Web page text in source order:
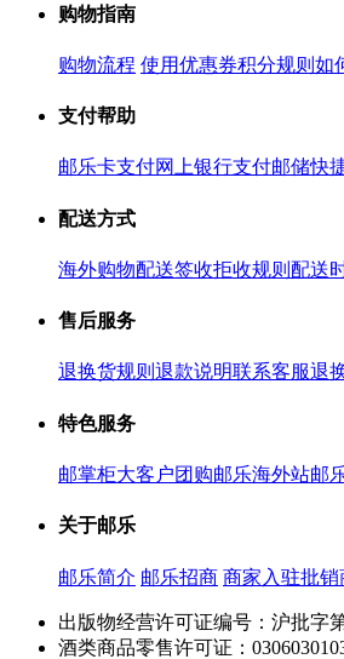
购物指南
购物流程 使用优惠券积分规则 如
支付帮助
邮乐卡支付网上银行支付邮储快
配送方式
海外购物配送签收拒收规则 配送
售后服务
退换货规则 退款说明联系客服退
特色服务
邮掌柜大客户团购邮乐海外站邮
关于邮乐
邮乐简介 邮乐招商 商家入驻批销
出版物经营许可证编号：沪批字
酒类商品零售许可证：